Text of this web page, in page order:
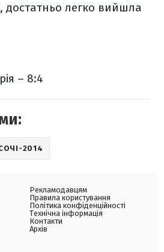
достатньо легко вийшла
– 8:4
2014
Рекламодавцям
Правила користування
Політика конфіденційності
Технічна інформація
Контакти
Архів